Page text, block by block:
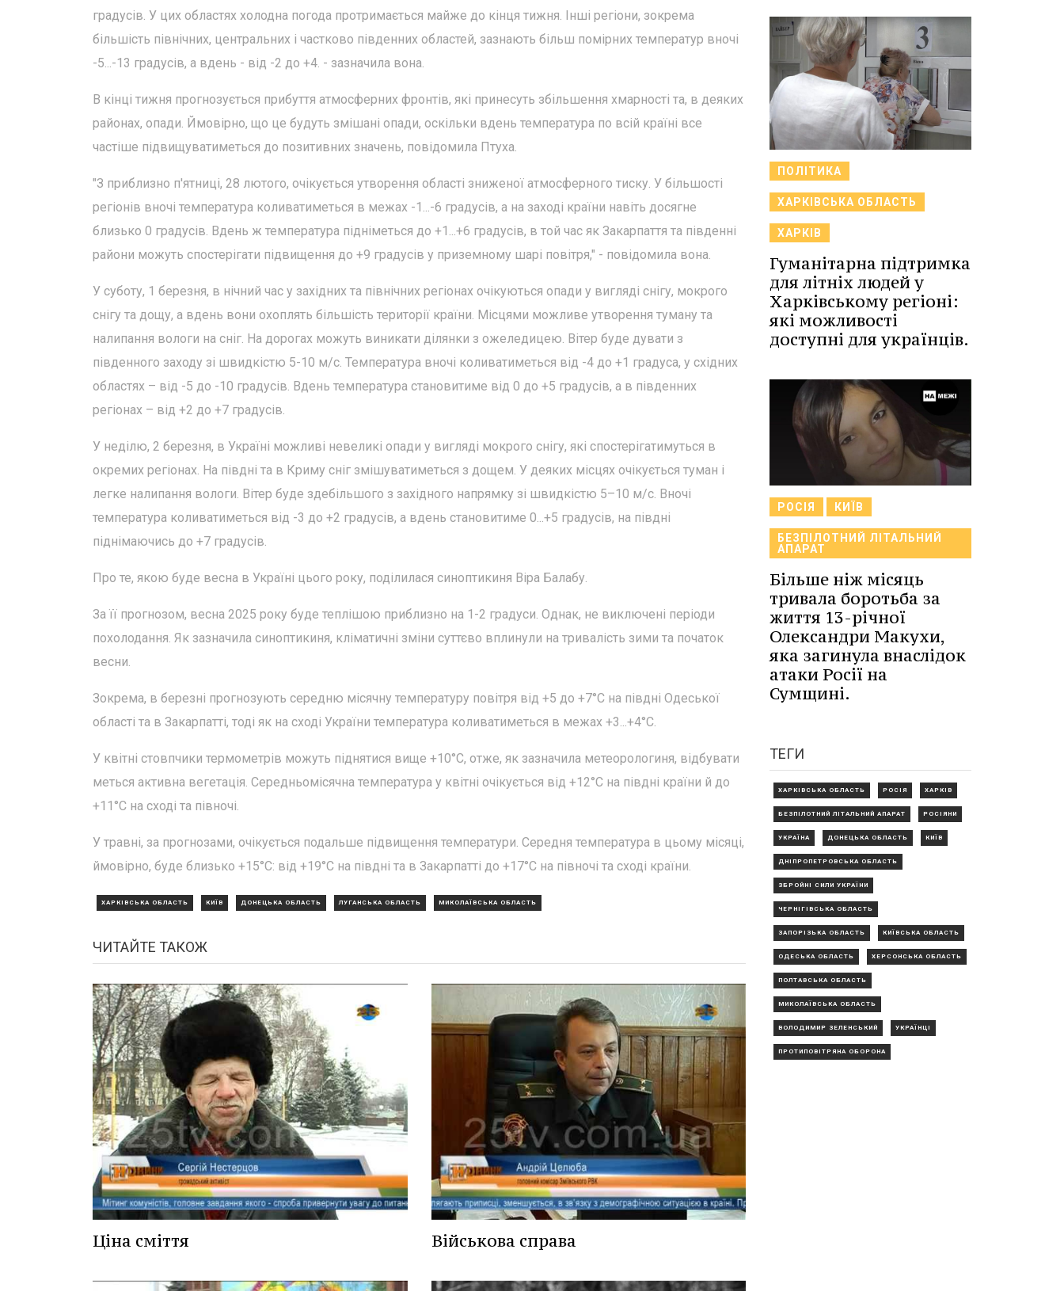
градусів. У цих областях холодна погода протримається майже до кінця тижня. Інші регіони, зокрема
більшість північних, центральних і частково південних областей, зазнають більш помірних температур вночі
-5...-13 градусів, а вдень - від -2 до +4. - зазначила вона.
В кінці тижня прогнозується прибуття атмосферних фронтів, які принесуть збільшення хмарності та, в деяких
районах, опади. Ймовірно, що це будуть змішані опади, оскільки вдень температура по всій країні все
частіше підвищуватиметься до позитивних значень, повідомила Птуха.
"З приблизно п'ятниці, 28 лютого, очікується утворення області зниженої атмосферного тиску. У більшості
регіонів вночі температура коливатиметься в межах -1...-6 градусів, а на заході країни навіть досягне
близько 0 градусів. Вдень ж температура підніметься до +1...+6 градусів, в той час як Закарпаття та південні
райони можуть спостерігати підвищення до +9 градусів у приземному шарі повітря," - повідомила вона.
У суботу, 1 березня, в нічний час у західних та північних регіонах очікуються опади у вигляді снігу, мокрого
снігу та дощу, а вдень вони охоплять більшість території країни. Місцями можливе утворення туману та
налипання вологи на сніг. На дорогах можуть виникати ділянки з ожеледицею. Вітер буде дувати з
південного заходу зі швидкістю 5-10 м/с. Температура вночі коливатиметься від -4 до +1 градуса, у східних
областях – від -5 до -10 градусів. Вдень температура становитиме від 0 до +5 градусів, а в південних
регіонах – від +2 до +7 градусів.
У неділю, 2 березня, в Україні можливі невеликі опади у вигляді мокрого снігу, які спостерігатимуться в
окремих регіонах. На півдні та в Криму сніг змішуватиметься з дощем. У деяких місцях очікується туман і
легке налипання вологи. Вітер буде здебільшого з західного напрямку зі швидкістю 5–10 м/с. Вночі
температура коливатиметься від -3 до +2 градусів, а вдень становитиме 0...+5 градусів, на півдні
піднімаючись до +7 градусів.
Про те, якою буде весна в Україні цього року, поділилася синоптикиня Віра Балабу.
За її прогнозом, весна 2025 року буде теплішою приблизно на 1-2 градуси. Однак, не виключені періоди
похолодання. Як зазначила синоптикиня, кліматичні зміни суттєво вплинули на тривалість зими та початок
весни.
Зокрема, в березні прогнозують середню місячну температуру повітря від +5 до +7°С на півдні Одеської
області та в Закарпатті, тоді як на сході України температура коливатиметься в межах +3...+4°С.
У квітні стовпчики термометрів можуть піднятися вище +10°С, отже, як зазначила метеорологиня, відбувати
меться активна вегетація. Середньомісячна температура у квітні очікується від +12°С на півдні країни й до
+11°С на сході та півночі.
У травні, за прогнозами, очікується подальше підвищення температури. Середня температура в цьому місяці,
ймовірно, буде близько +15°С: від +19°С на півдні та в Закарпатті до +17°С на півночі та сході країни.
ХАРКІВСЬКА ОБЛАСТЬ КИЇВ ДОНЕЦЬКА ОБЛАСТЬ ЛУГАНСЬКА ОБЛАСТЬ МИКОЛАЇВСЬКА ОБЛАСТЬ
ЧИТАЙТЕ ТАКОЖ
Ціна сміття Військова справа
ПОЛІТИКА
ХАРКІВСЬКА ОБЛАСТЬ
ХАРКІВ
Гуманітарна підтримка
для літніх людей у
Харківському регіоні:
які можливості
доступні для українців.
РОСІЯ КИЇВ
БЕЗПІЛОТНИЙ ЛІТАЛЬНИЙ
АПАРАТ
Більше ніж місяць
тривала боротьба за
життя 13-річної
Олександри Макухи,
яка загинула внаслідок
атаки Росії на
Сумщині.
ТЕГИ
ХАРКІВСЬКА ОБЛАСТЬ РОСІЯ ХАРКІВ
БЕЗПІЛОТНИЙ ЛІТАЛЬНИЙ АПАРАТ РОСІЯНИ
УКРАЇНА ДОНЕЦЬКА ОБЛАСТЬ КИЇВ
ДНІПРОПЕТРОВСЬКА ОБЛАСТЬ
ЗБРОЙНІ СИЛИ УКРАЇНИ
ЧЕРНІГІВСЬКА ОБЛАСТЬ
ЗАПОРІЗЬКА ОБЛАСТЬ КИЇВСЬКА ОБЛАСТЬ
ОДЕСЬКА ОБЛАСТЬ ХЕРСОНСЬКА ОБЛАСТЬ
ПОЛТАВСЬКА ОБЛАСТЬ
МИКОЛАЇВСЬКА ОБЛАСТЬ
ВОЛОДИМИР ЗЕЛЕНСЬКИЙ УКРАЇНЦІ
ПРОТИПОВІТРЯНА ОБОРОНА